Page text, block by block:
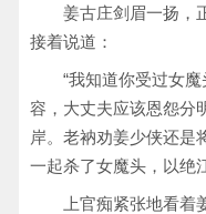
姜古庄剑眉一扬，
接着说道：
“我知道你受过女
容，大丈夫应该恩怨分
岸。老衲劝姜少侠还是
一起杀了女魔头，以绝
上官痴紧张地看着